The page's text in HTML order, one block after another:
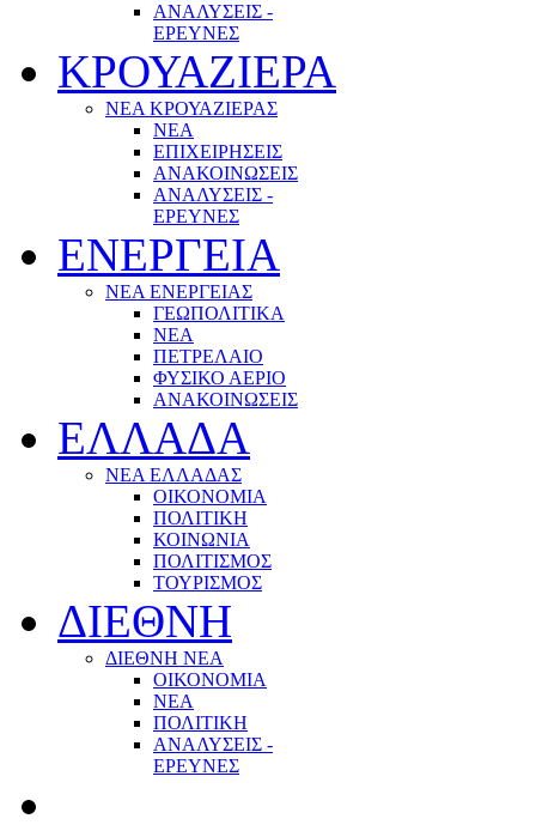
ΑΝΑΛΥΣΕΙΣ -
ΕΡΕΥΝΕΣ
ΚΡΟΥΑΖΙΕΡΑ
ΝΕΑ ΚΡΟΥΑΖΙΕΡΑΣ
NEA
ΕΠΙΧΕΙΡΗΣΕΙΣ
ΑΝΑΚΟΙΝΩΣΕΙΣ
ΑΝΑΛΥΣΕΙΣ -
ΕΡΕΥΝΕΣ
ΕΝΕΡΓΕΙΑ
ΝΕΑ ΕΝΕΡΓΕΙΑΣ
ΓΕΩΠΟΛΙΤΙΚΑ
ΝΕΑ
ΠΕΤΡΕΛΑΙΟ
ΦΥΣΙΚΟ ΑΕΡΙΟ
ΑΝΑΚΟΙΝΩΣΕΙΣ
ΕΛΛΑΔΑ
ΝΕΑ ΕΛΛΑΔΑΣ
ΟΙΚΟΝΟΜΙΑ
ΠΟΛΙΤΙΚΗ
ΚΟΙΝΩΝΙΑ
ΠΟΛΙΤΙΣΜΟΣ
ΤΟΥΡΙΣΜΟΣ
ΔΙΕΘΝΗ
ΔΙΕΘΝΗ ΝΕΑ
ΟΙΚΟΝΟΜΙΑ
ΝΕΑ
ΠΟΛΙΤΙΚΗ
ΑΝΑΛΥΣΕΙΣ -
ΕΡΕΥΝΕΣ